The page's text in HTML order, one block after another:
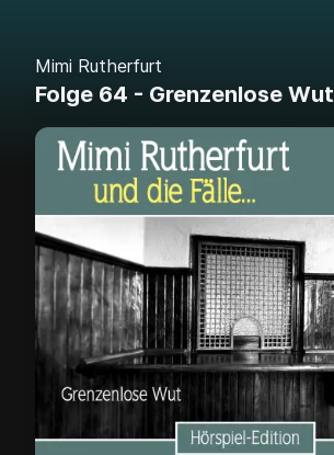
Mimi Rutherfurt
Folge 64 - Grenzenlose Wut